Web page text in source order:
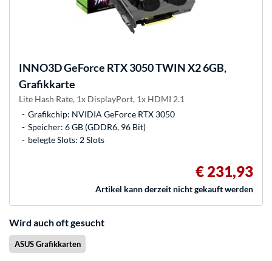
INNO3DGeForce RTX 3050 TWIN X2 6GB,
Grafikkarte
Lite Hash Rate, 1x DisplayPort, 1x HDMI 2.1
Grafikchip: NVIDIA GeForce RTX 3050
Speicher: 6 GB (GDDR6, 96 Bit)
belegte Slots: 2 Slots
€ 231,93
Artikel kann derzeit nicht gekauft werden
Wird auch oft gesucht
ASUS Grafikkarten